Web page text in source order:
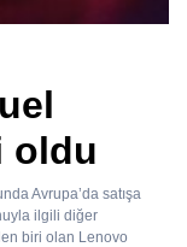
oldu
Avrupa’da satışa
ilgili diğer
biri olan Lenovo